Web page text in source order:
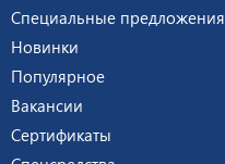
Специальные предложения
Новинки
Популярное
Вакансии
Сертификаты